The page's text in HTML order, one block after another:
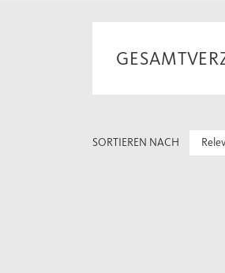
SORTIEREN NACH